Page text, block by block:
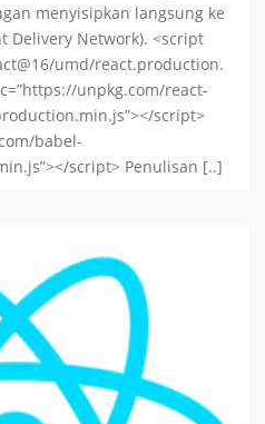
menyisipkan langsung ke
Delivery Network). <script
umd/react.production.
unpkg.com/react-
script>
babel-
script> Penulisan [..]